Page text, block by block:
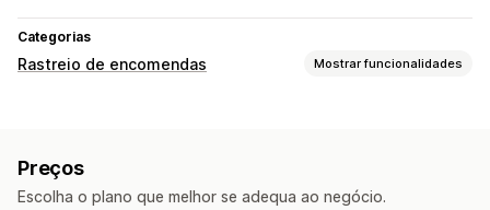
Categorias
Rastreio de encomendas Mostrar funcionalidades
Automatizações
Preços
Escolha o plano que melhor se adequa ao negócio.